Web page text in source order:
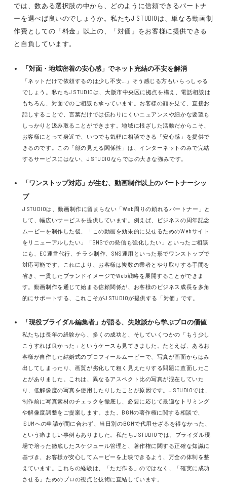
では、数ある選択肢の中から、どのように信頼できるパートナ
ーを選べば良いのでしょうか。私たちJ STUDIOは、単なる動画制
作費としての「料金」以上の、「対価」をお客様に提供できる
と自負しています。
「対面・地域密着の安心感」でネット完結の不安を解消
「ネットだけで依頼するのは少し不安…」そう感じる方もいらっしゃる
でしょう。私たちJ STUDIOは、大阪市中央区に拠点を構え、電話相談は
もちろん、対面でのご相談も承っています。お客様の顔を見て、直接お
話しすることで、言葉だけでは伝わりにくいニュアンスや細かな要望も
しっかりと汲み取ることができます。地域に根ざした活動だからこそ、
お客様にとって身近で、いつでも気軽に相談できる「安心感」を提供で
きるのです。この「顔の見える関係性」は、インターネットのみで完結
するサービスにはない、J STUDIOならではの大きな強みです。
「ワンストップ対応」が生む、動画制作以上のパートナーシッ
プ
J STUDIOは、動画制作に留まらない「Web周りの頼れるパートナー」と
して、幅広いサービスを提供しています。例えば、ビジネスの周年記念
ムービーを制作した後、「この動画を効果的に見せるためのWebサイト
をリニューアルしたい」「SNSでの発信も強化したい」といったご相談
にも、EC運営代行、チラシ制作、SNS運用といった形でワンストップで
対応可能です。これにより、お客様は複数の業者とやり取りする手間を
省き、一貫したブランドイメージでWeb戦略を展開することができま
す。動画制作を通じて始まる信頼関係が、お客様のビジネス成長を多角
的にサポートする、これこそがJ STUDIOが提供する「対価」です。
「現役ブライダル編集者」が語る、失敗談から学ぶプロの価値
私たちは長年の経験から、多くの成功と、そしていくつかの「もう少し
こうすれば良かった」というケースも見てきました。たとえば、あるお
客様が自作した結婚式のプロフィールムービーで、写真が画面からはみ
出してしまったり、画質が劣化して粗く見えたりする問題に直面したこ
とがありました。これは、異なるアスペクト比の写真が混在していた
り、低解像度の写真を使用したりしたことが原因です。J STUDIOでは、
制作前に写真素材のチェックを徹底し、必要に応じて最適なトリミング
や解像度調整をご提案します。また、BGMの著作権に関する相談で、
ISUMへの申請が間に合わず、当日別のBGMで代用せざるを得なかった、
という痛ましい事例もありました。私たちJ STUDIOでは、ブライダル現
場で培った徹底したスケジュール管理と、著作権に関する正確な知識に
基づき、お客様が安心してムービーを上映できるよう、万全の体制を整
えています。これらの経験は、「ただ作る」のではなく、「確実に成功
させる」ためのプロの視点と技術に直結しています。